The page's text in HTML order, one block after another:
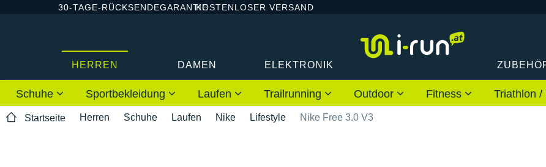
30-TAGE-RÜCKSENDEGARANTIEKOSTENLOSER VERSAND
HERREN DAMEN ELEKTRONIK
Schuhe Sportbekleidung Laufen Trailrunning Outdoor Fitness Triathlon /
Startseite Herren Schuhe Laufen Nike Lifestyle Nike Free 3.0 V3